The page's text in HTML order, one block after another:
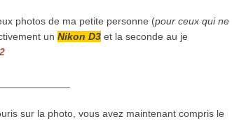
photos de ma petite personne (pour ceux qui ne
un Nikon D3 et la seconde au je
sur la photo, vous avez maintenant compris le